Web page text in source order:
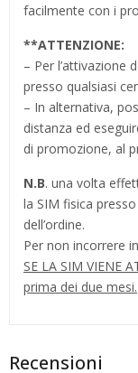
facilmente con i
**ATTENZIONE:
– Per l’attivazione
presso qualsiasi
– In alternativa,
distanza ed
di promozione, al
N.B. una volta
la SIM fisica
dell’ordine.
Per non incorrere
SE LA SIM VIENE
prima dei due mesi.
Recensioni